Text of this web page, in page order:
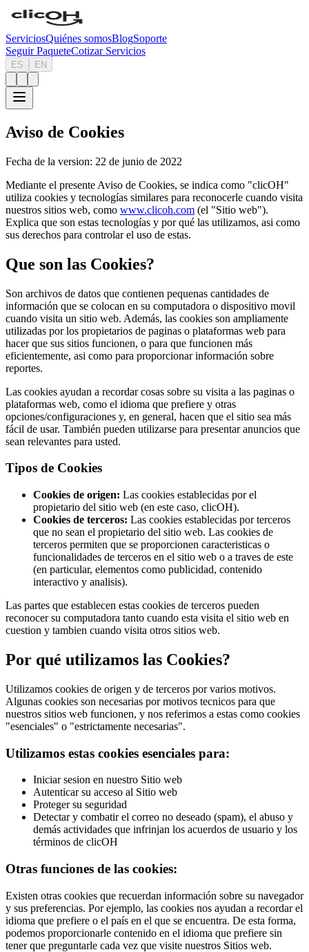
ServiciosQuiénes somosBlogSoporte
Seguir PaqueteCotizar Servicios
ES EN
Aviso de Cookies
Fecha de la version: 22 de junio de 2022
Mediante el presente Aviso de Cookies, se indica como "clicOH"
utiliza cookies y tecnologías similares para reconocerle cuando visita
nuestros sitios web, como www.clicoh.com (el "Sitio web").
Explica que son estas tecnologías y por qué las utilizamos, asi como
sus derechos para controlar el uso de estas.
Que son las Cookies?
Son archivos de datos que contienen pequenas cantidades de
información que se colocan en su computadora o dispositivo movil
cuando visita un sitio web. Además, las cookies son ampliamente
utilizadas por los propietarios de paginas o plataformas web para
hacer que sus sitios funcionen, o para que funcionen más
eficientemente, asi como para proporcionar información sobre
reportes.
Las cookies ayudan a recordar cosas sobre su visita a las paginas o
plataformas web, como el idioma que prefiere y otras
opciones/configuraciones y, en general, hacen que el sitio sea más
fácil de usar. También pueden utilizarse para presentar anuncios que
sean relevantes para usted.
Tipos de Cookies
Cookies de origen: Las cookies establecidas por el
propietario del sitio web (en este caso, clicOH).
Cookies de terceros: Las cookies establecidas por terceros
que no sean el propietario del sitio web. Las cookies de
terceros permiten que se proporcionen caracteristicas o
funcionalidades de terceros en el sitio web o a traves de este
(en particular, elementos como publicidad, contenido
interactivo y analisis).
Las partes que establecen estas cookies de terceros pueden
reconocer su computadora tanto cuando esta visita el sitio web en
cuestion y tambien cuando visita otros sitios web.
Por qué utilizamos las Cookies?
Utilizamos cookies de origen y de terceros por varios motivos.
Algunas cookies son necesarias por motivos tecnicos para que
nuestros sitios web funcionen, y nos referimos a estas como cookies
"esenciales" o "estrictamente necesarias".
Utilizamos estas cookies esenciales para:
Iniciar sesion en nuestro Sitio web
Autenticar su acceso al Sitio web
Proteger su seguridad
Detectar y combatir el correo no deseado (spam), el abuso y
demás actividades que infrinjan los acuerdos de usuario y los
términos de clicOH
Otras funciones de las cookies:
Existen otras cookies que recuerdan información sobre su navegador
y sus preferencias. Por ejemplo, las cookies nos ayudan a recordar el
idioma que prefiere o el país en el que se encuentra. De esta forma,
podemos proporcionarle contenido en el idioma que prefiere sin
tener que preguntarle cada vez que visite nuestros Sitios web.